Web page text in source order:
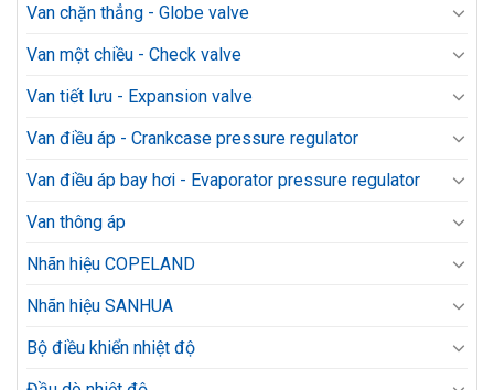
Van chặn thẳng - Globe valve
Van một chiều - Check valve
Van tiết lưu - Expansion valve
Van điều áp - Crankcase pressure regulator
Van điều áp bay hơi - Evaporator pressure regulator
Van thông áp
Nhãn hiệu COPELAND
Nhãn hiệu SANHUA
Bộ điều khiển nhiệt độ